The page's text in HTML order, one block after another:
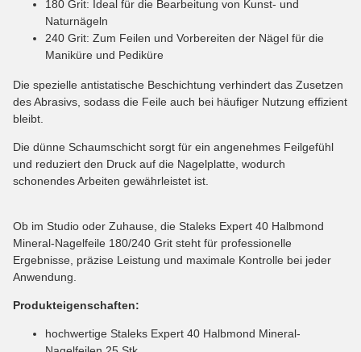
180 Grit: Ideal für die Bearbeitung von Kunst- und
Naturnägeln
240 Grit: Zum Feilen und Vorbereiten der Nägel für die
Maniküre und Pediküre
Die spezielle antistatische Beschichtung verhindert das Zusetzen
des Abrasivs, sodass die Feile auch bei häufiger Nutzung effizient
bleibt.
Die dünne Schaumschicht sorgt für ein angenehmes Feilgefühl
und reduziert den Druck auf die Nagelplatte, wodurch
schonendes Arbeiten gewährleistet ist.
Ob im Studio oder Zuhause, die Staleks Expert 40 Halbmond
Mineral-Nagelfeile 180/240 Grit steht für professionelle
Ergebnisse, präzise Leistung und maximale Kontrolle bei jeder
Anwendung.
Produkteigenschaften:
hochwertige Staleks Expert 40 Halbmond Mineral-